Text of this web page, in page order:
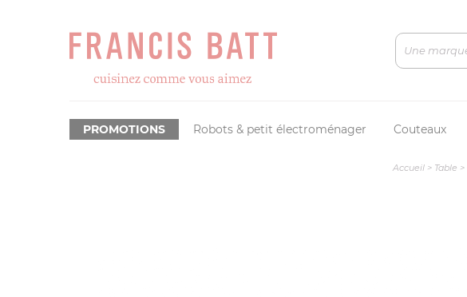
Robots & petit électroménager Couteaux
PROMOTIONS
Accueil > Table >